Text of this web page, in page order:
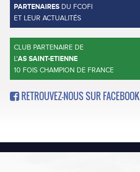
PARTENAIRES DU FCOFI
ET LEUR ACTUALITÉS
CLUB PARTENAIRE DE
L'AS SAINT-ETIENNE
10 FOIS CHAMPION DE FRANCE
RETROUVEZ-NOUS SUR FACEBOOK